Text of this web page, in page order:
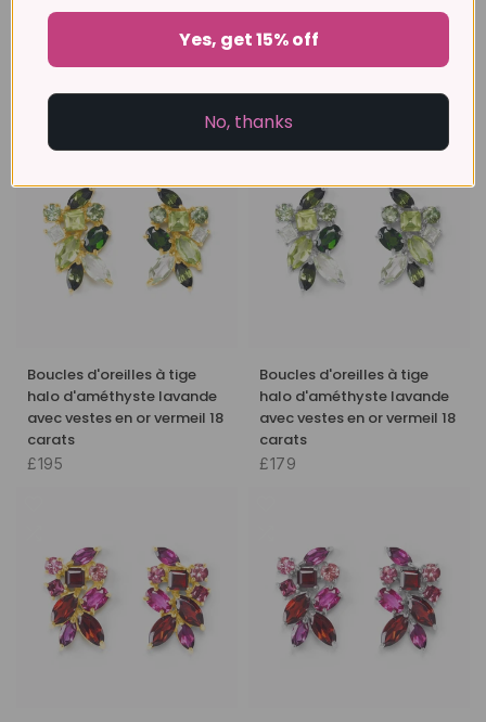
Boucles d'oreilles à tige
halo d'améthyste lavande
avec vestes en or vermeil 18
£89
Boucles d'oreilles à tige
halo d'améthyste lavande
avec vestes en or vermeil 18
Boucles d'oreilles à tige
halo d'améthyste lavande
avec vestes en or vermeil 18
carats
£195
Boucles d'oreilles à tige
halo d'améthyste lavande
avec vestes en or vermeil 18
carats
£179
Yes, get 15% off
No, thanks